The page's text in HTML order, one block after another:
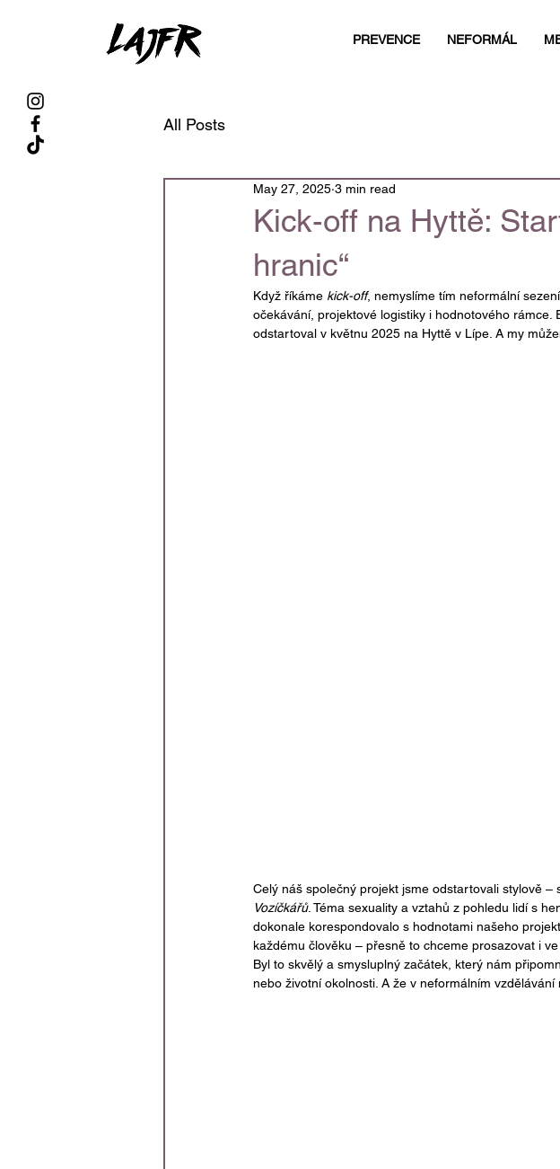
PREVENCE NEFORMÁL
All Posts
Kick-off na Hyttě:
hranic“
May 27, 2025 3 min read
Když říkáme kick-off, nemyslíme tím neformální
očekávání, projektové logistiky i hodnotového rámce.
odstartoval v květnu 2025 na Hyttě v Lípe. A my
Celý náš společný projekt jsme odstartovali stylově –
Vozíčkářů. Téma sexuality a vztahů z pohledu lidí s
dokonale korespondovalo s hodnotami našeho
každému člověku – přesně to chceme prosazovat i
Byl to skvělý a smysluplný začátek, který nám
nebo životní okolnosti. A že v neformálním vzdělávání